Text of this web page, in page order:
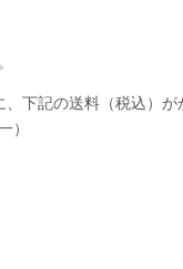
、下記の送料（税込）
）